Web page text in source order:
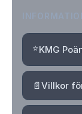
⭐KMG
📄Villkor